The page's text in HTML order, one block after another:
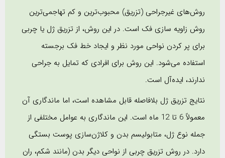
روش‌های غیرجراحی (تزریق) محبوب‌ترین و کم تهاجمی‌ترین
روش زاویه سازی فک است. در این روش، از تزریق ژل یا چربی
برای پر کردن نواحی مورد نظر و ایجاد خط فک برجسته
استفاده می‌شود. این روش برای افرادی که تمایل به جراحی
ندارند، ایده‌آل است.
نتایج تزریق ژل بلافاصله قابل مشاهده است، اما ماندگاری آن
معمولاً 6 تا 12 ماه است. این ماندگاری به عوامل مختلفی از
جمله نوع ژل، متابولیسم بدن و کلاژن‌سازی پوست بستگی
دارد. در روش تزریق چربی از نواحی دیگر بدن (مانند شکم، ران